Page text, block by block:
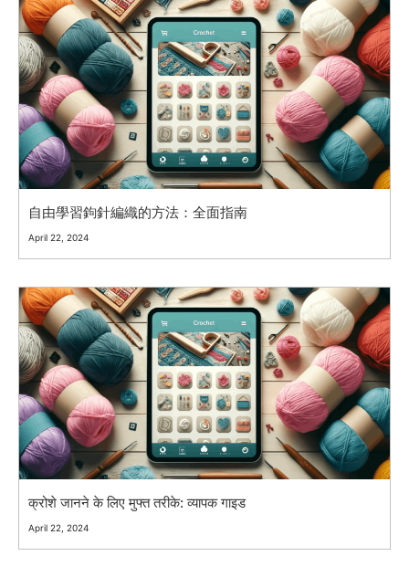
自由學習鉤針編織的方法：全面指南
April 22, 2024
क्रोशे जानने के लिए मुफ्त तरीके: व्यापक गाइड
April 22, 2024